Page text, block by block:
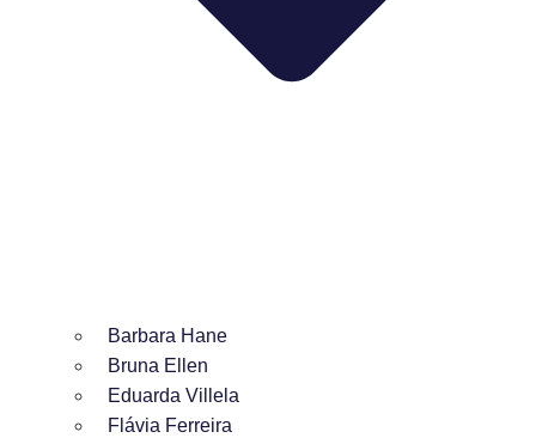
Barbara Hane
Bruna Ellen
Eduarda Villela
Flávia Ferreira